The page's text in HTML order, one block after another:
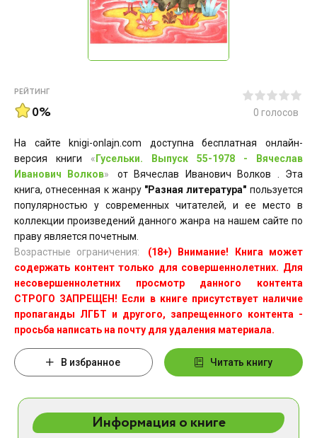
РЕЙТИНГ
0% 0 голосов
На сайте knigi-onlajn.com доступна бесплатная онлайн-
версия книги « Гусельки. Выпуск 55-1978 - Вячеслав
Иванович Волков»
от Вячеслав Иванович Волков . Эта
книга, отнесенная к жанру "Разная литература" пользуется
популярностью у современных читателей, и ее место в
коллекции произведений данного жанра на нашем сайте по
праву является почетным.
Возрастные ограничения:
(18+) Внимание! Книга может
содержать контент только для совершеннолетних. Для
несовершеннолетних просмотр данного контента
СТРОГО ЗАПРЕЩЕН! Если в книге присутствует наличие
пропаганды ЛГБТ и другого, запрещенного контента -
просьба написать на почту для удаления материала.
В избранное Читать книгу
Информация о книге